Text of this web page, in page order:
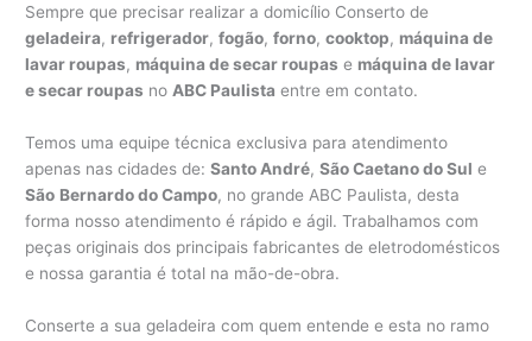
Sempre que precisar realizar a domicílio Conserto de
geladeira, refrigerador,fogão,forno,cooktop, máquina de
lavar roupas, máquina de secar roupas e máquina de lavar
e secar roupas noABC Paulista entre em contato.
Temos uma equipe técnica exclusiva para atendimento
apenas nas cidades de:Santo André,São Caetano do Sul e
São Bernardo do Campo, no grande ABC Paulista, desta
forma nosso atendimento é rápido e ágil. Trabalhamos com
peças originais dos principais fabricantes de eletrodomésticos
e nossa garantia é total na mão-de-obra.
Conserte a sua geladeira com quem entende e esta no ramo